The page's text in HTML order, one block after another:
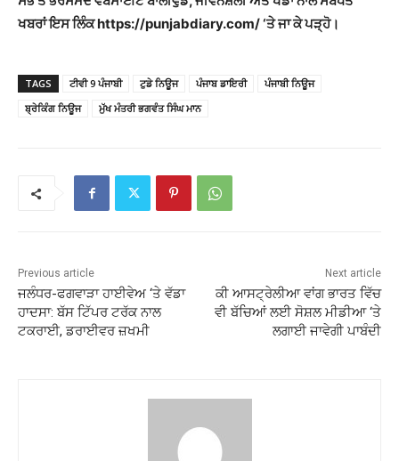
ਖਬਰਾਂ ਇਸ ਲਿੰਕ https://punjabdiary.com/ ‘ਤੇ ਜਾ ਕੇ ਪੜ੍ਹੋ।
TAGS ਟੀਵੀ 9 ਪੰਜਾਬੀ ਟੁਡੇ ਨਿਊਜ ਪੰਜਾਬ ਡਾਇਰੀ
ਪੰਜਾਬੀ ਨਿਊਜ
ਬ੍ਰੇਕਿੰਗ ਨਿਊਜ
ਮੁੱਖ ਮੰਤਰੀ ਭਗਵੰਤ ਸਿੰਘ ਮਾਨ
Previous article
ਜਲੰਧਰ-ਫਗਵਾੜਾ ਹਾਈਵੇਅ ‘ਤੇ ਵੱਡਾ
ਹਾਦਸਾ: ਬੱਸ ਟਿੱਪਰ ਟਰੱਕ ਨਾਲ
ਟਕਰਾਈ, ਡਰਾਈਵਰ ਜ਼ਖਮੀ
Next article
ਕੀ ਆਸਟ੍ਰੇਲੀਆ ਵਾਂਗ ਭਾਰਤ ਵਿੱਚ
ਵੀ ਬੱਚਿਆਂ ਲਈ ਸੋਸ਼ਲ ਮੀਡੀਆ ‘ਤੇ
ਲਗਾਈ ਜਾਵੇਗੀ ਪਾਬੰਦੀ